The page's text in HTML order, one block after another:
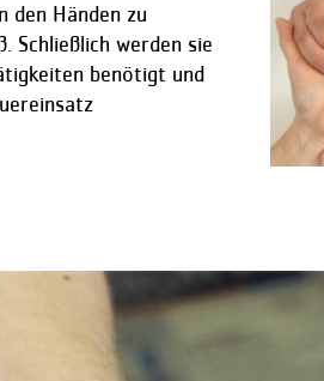
den Händen zu
Schließlich werden sie
benötigt und